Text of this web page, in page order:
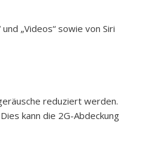
„Videos“ sowie von Siri
reduziert werden.
kann die 2G-Abdeckung